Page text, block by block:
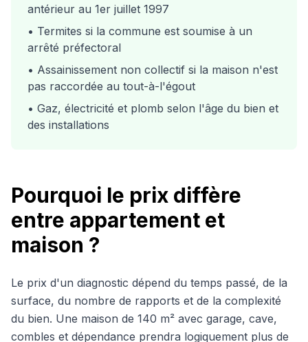
antérieur au 1er juillet 1997
• Termites si la commune est soumise à un
arrêté préfectoral
• Assainissement non collectif si la maison n'est
pas raccordée au tout-à-l'égout
• Gaz, électricité et plomb selon l'âge du bien et
des installations
Pourquoi le prix diffère
entre appartement et
maison ?
Le prix d'un diagnostic dépend du temps passé, de la
surface, du nombre de rapports et de la complexité
du bien. Une maison de 140 m² avec garage, cave,
combles et dépendance prendra logiquement plus de